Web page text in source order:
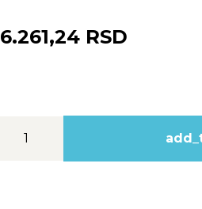
6.261,24 RSD